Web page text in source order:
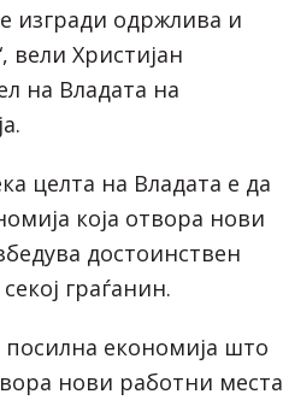
изгради одржлива и
вели Христијан
на Владата на
целта на Владата е да
која отвора нови
достоинствен
граѓанин.
посилна економија што
нови работни места